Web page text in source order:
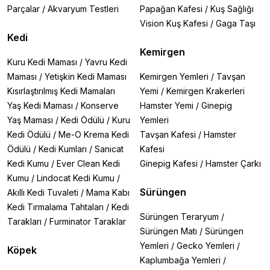
Parçalar / Akvaryum Testleri
Kedi
Kuru Kedi Maması / Yavru Kedi
Maması / Yetişkin Kedi Maması
Kısırlaştırılmış Kedi Mamaları
Yaş Kedi Maması / Konserve
Yaş Maması / Kedi Ödülü / Kuru
Kedi Ödülü / Me-O Krema Kedi
Ödülü / Kedi Kumları / Sanicat
Kedi Kumu / Ever Clean Kedi
Kumu / Lindocat Kedi Kumu /
Akıllı Kedi Tuvaleti / Mama Kabı
Kedi Tırmalama Tahtaları / Kedi
Tarakları / Furminator Taraklar
Köpek
Papağan Kafesi / Kuş Sağlığı
Vision Kuş Kafesi / Gaga Taşı
Kemirgen
Kemirgen Yemleri / Tavşan
Yemi / Kemirgen Krakerleri
Hamster Yemi / Ginepig
Yemleri
Tavşan Kafesi / Hamster
Kafesi
Ginepig Kafesi / Hamster Çarkı
Sürüngen
Sürüngen Teraryum /
Sürüngen Matı / Sürüngen
Yemleri / Gecko Yemleri /
Kaplumbağa Yemleri /